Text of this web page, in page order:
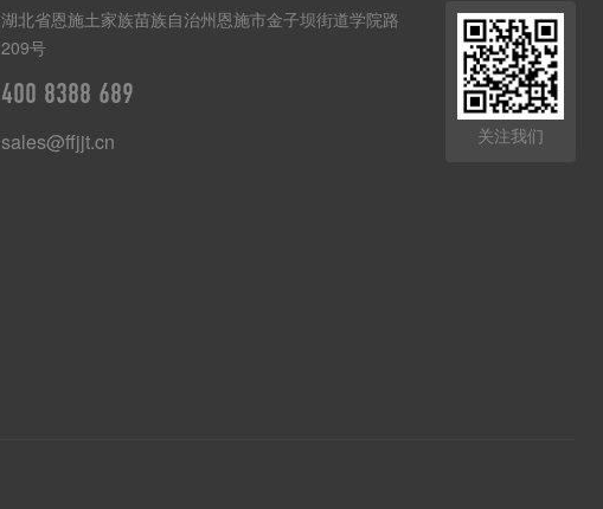
湖北省恩施土家族苗族自治州恩施市金子坝街道学院路
209号
400 8388 689
sales@ffjjt.cn 关注我们